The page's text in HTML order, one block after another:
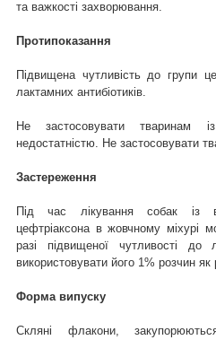
та важкості захворювання.
Протипоказання
Підвищена чутливість до групи
лактамних антибіотиків.
Не застосовувати тваринам
недостатністю. Не застосовувати
Застереження
Під час лікування собак із
цефтріаксона в жовчному міхурі
разі підвищеної чутливості до
використовувати його 1% розчин як
Форма випуску
Скляні флакони,